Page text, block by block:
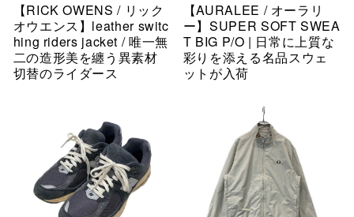
【RICK OWENS / リック
オウエンス】leather switc
hing riders jacket / 唯一無
二の造形美を纏う異素材
切替のライダース
【AURALEE / オーラリ
ー】SUPER SOFT SWEA
T BIG P/O | 日常に上質な
彩りを添える名品スウェ
ットが入荷